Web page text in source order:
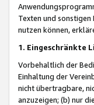
Texten und
nutzen können,
1. Eingeschränkte
Vorbehaltlich der
Einhaltung der
nicht übertragbare,
anzuzeigen; (b) nur